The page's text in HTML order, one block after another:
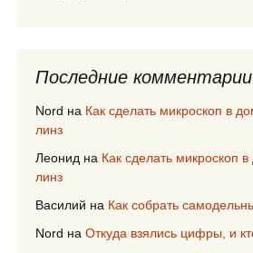
Последние комментарии
Nord на Как сделать микроскоп в
линз
Леонид на Как сделать микроскоп
линз
Василий на Как собрать
Nord на Откуда взялись цифры, и